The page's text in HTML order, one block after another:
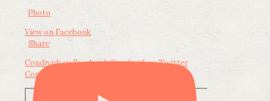
Photo
View on Facebook
· Share
Condividi su FacebookCondividi su Twitter
Condividi su LinkedIn